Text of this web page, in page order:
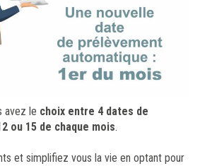
avez le choix entre 4 dates de
ou 15 de chaque mois.
et simplifiez vous la vie en optant pour